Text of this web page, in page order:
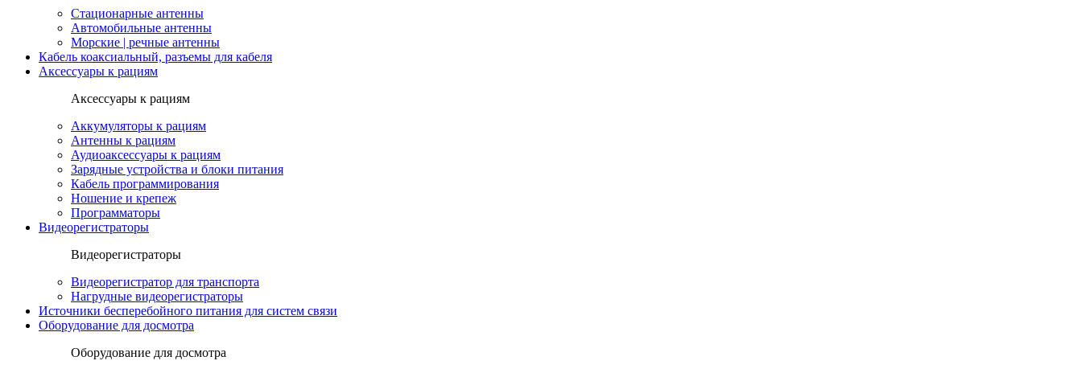
Стационарные антенны
Автомобильные антенны
Морские | речные антенны
Кабель коаксиальный, разъемы для кабеля
Аксессуары к рациям
Аксессуары к рациям
Аккумуляторы к рациям
Антенны к рациям
Аудиоаксессуары к рациям
Зарядные устройства и блоки питания
Кабель программирования
Ношение и крепеж
Программаторы
Видеорегистраторы
Видеорегистраторы
Видеорегистратор для транспорта
Нагрудные видеорегистраторы
Источники бесперебойного питания для систем связи
Оборудование для досмотра
Оборудование для досмотра